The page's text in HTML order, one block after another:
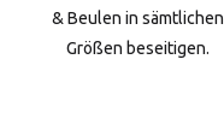
& Beulen in sämtlichen
Größen beseitigen.